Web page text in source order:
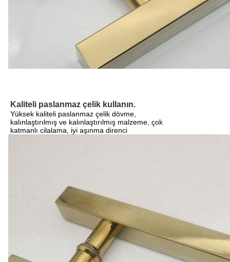
Kaliteli paslanmaz çelik kullanın.
Yüksek kaliteli paslanmaz çelik dövme,
kalınlaştırılmış ve kalınlaştırılmış malzeme, çok
katmanlı cilalama, iyi aşınma direnci